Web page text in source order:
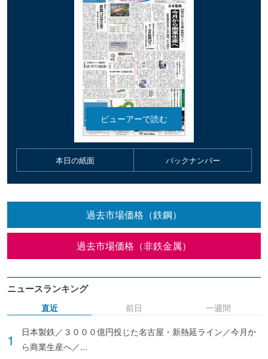
本日の紙面 バックナンバー
過去市場価格（鉄鋼）
過去市場価格（非鉄金属）
ニュースランキング
直近
日本製鉄／３０００億円投じた名古屋・新熱延ライン／今月か
ら商業生産へ／...
前日 一週間